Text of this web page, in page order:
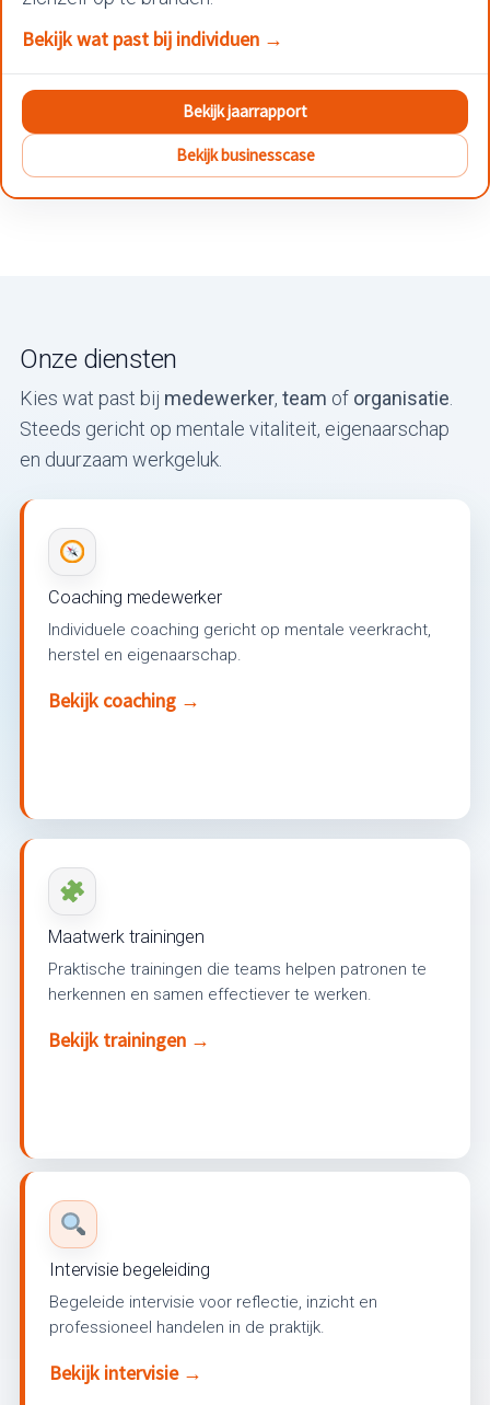
Bekijk wat past bij individuen →
Bekijk jaarrapport
Bekijk businesscase
Onze diensten
Kies wat past bij medewerker, team of organisatie
Steeds gericht op mentale vitaliteit, eigenaarschap
en duurzaam werkgeluk.
Coaching medewerker
Individuele coaching gericht op mentale veerkracht,
herstel en eigenaarschap.
Bekijk coaching →
Maatwerk trainingen
Praktische trainingen die teams helpen patronen te
herkennen en samen effectiever te werken.
Bekijk trainingen →
Intervisie begeleiding
Begeleide intervisie voor reflectie, inzicht en
professioneel handelen in de praktijk.
Bekijk intervisie →